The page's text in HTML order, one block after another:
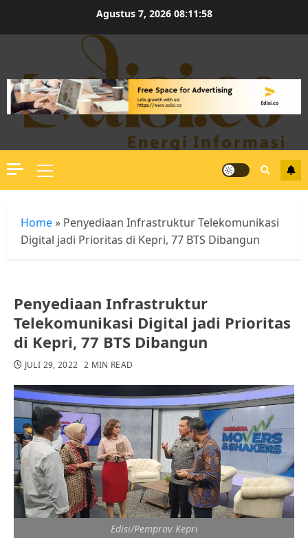
Agustus 7, 2026 08:11:59
Primary
Menu
Home » Penyediaan Infrastruktur Telekomunikasi
Digital jadi Prioritas di Kepri, 77 BTS Dibangun
Penyediaan Infrastruktur
Telekomunikasi Digital jadi Prioritas
di Kepri, 77 BTS Dibangun
JULI 29, 2022 2 MIN READ
Edisi/Pemprov Kepri